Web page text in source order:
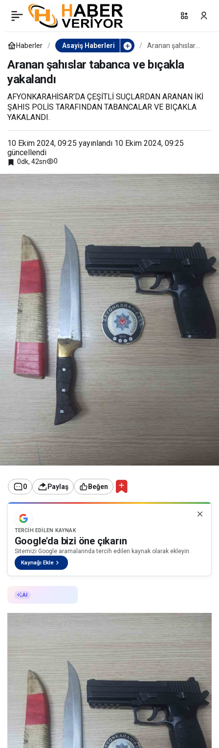
Haberler Asayiş Haberleri
Aranan şahıslar
yakalandı
Aranan şahıslar tabanca ve bıçakla
yakalandı
AFYONKARAHİSAR’DA ÇEŞİTLİ SUÇLARDAN ARANAN İKİ
ŞAHIS POLİS TARAFINDAN TABANCALAR VE BIÇAKLA
YAKALANDI.
10 Ekim 2024, 09:25 yayınlandı 10 Ekim 2024, 09:25
güncellendi
0dk, 42sn 0
0 Paylaş Beğen
TERCIH EDILEN KAYNAK
Google'da bizi öne çıkarın
Sitemizi Google aramalarında tercih edilen kaynak olarak ekleyin.
Kaynağı Ekle
AI
Haber alınamayan şahıs
yaşadığı apartmanda ölü
bulundu
Paylaş